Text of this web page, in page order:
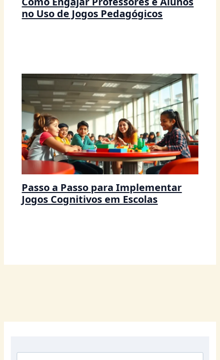
no Uso de Jogos Pedagógicos
Passo a Passo para Implementar
Jogos Cognitivos em Escolas